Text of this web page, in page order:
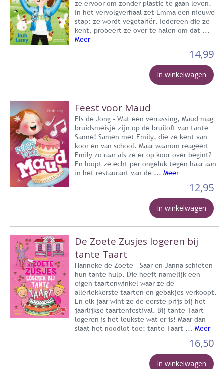
ze ervoor om zonder plastic te gaan leven.
In het vervolgverhaal zet Emma een nieuwe
stap: ze wordt vegetariër. Iedereen die ze
kent, probeert ze over te halen om dat ...
Meer
14,99
In winkelwagen
Feest voor Maud
Els de Jong - Wat een verrassing, Maud mag
bruidsmeisje zijn op de bruiloft van tante
Sanne! Samen met Emily, die ze kent van
koor en van school. Maar waarom reageert
Emily zo raar als ze er op koor over begint?
En loopt ze echt per ongeluk tegen haar aan
in het restaurant van de ... Meer
12,95
In winkelwagen
De Zoete Zusjes logeren bij
tante Taart
Hanneke de Zoete - Saar en Janna schieten
hun tante hulp. Die heeft namelijk een
eigen taartenwinkel waar ze de
allerlekkerste taarten en gebakjes verkoopt.
En elk jaar wint ze de eerste prijs bij het
jaarlijkse taartenfestival. Bij tante Taart
logeren is het leukste wat er is! Maar dan
slaat het noodlot toe: tante Taart ... Meer
16,50
In winkelwagen